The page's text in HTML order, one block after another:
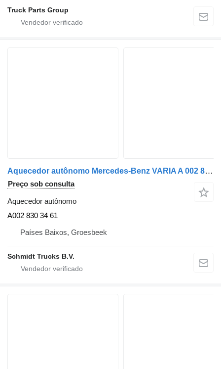
Truck Parts Group
Aquecedor autônomo Mercedes-Benz VARIA A 002 830 34 61 STANDKACHEL A002 830 34 61 para camião
Preço sob consulta
Aquecedor autônomo
A002 830 34 61
Países Baixos, Groesbeek
Schmidt Trucks B.V.